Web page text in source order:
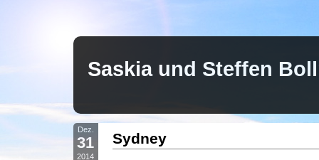
Saskia und Steffen
Dez.
31
2014
Sydney